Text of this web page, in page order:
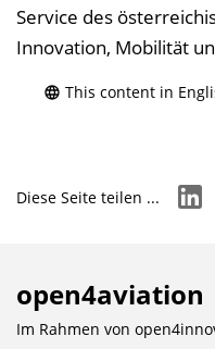
Service des
Innovation, Mobilität
This content in
Diese Seite teilen ...
open4aviation
Im Rahmen von